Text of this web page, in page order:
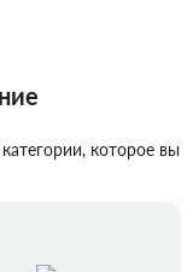
которое вы